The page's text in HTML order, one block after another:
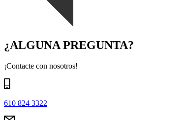
¿ALGUNA PREGUNTA?
¡Contacte con nosotros!
610 824 3322